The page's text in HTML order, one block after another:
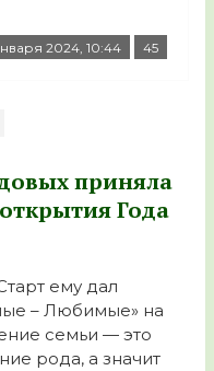
2024, 10:44 45
приняла
Года
ему дал
– Любимые» на
семьи — это
рода, а значит